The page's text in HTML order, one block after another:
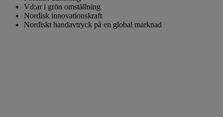
Vd:ar i grön omställning
Nordisk innovationskraft
Nordiskt handavtryck på en global marknad